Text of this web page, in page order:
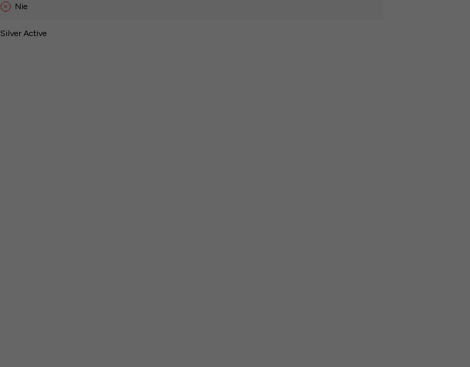
Nie
Silver Active